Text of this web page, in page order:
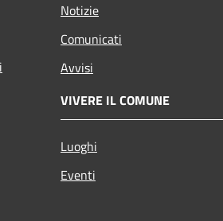
Notizie
Comunicati
Avvisi
VIVERE IL COMUNE
Luoghi
Eventi